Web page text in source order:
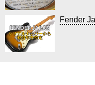
Fender